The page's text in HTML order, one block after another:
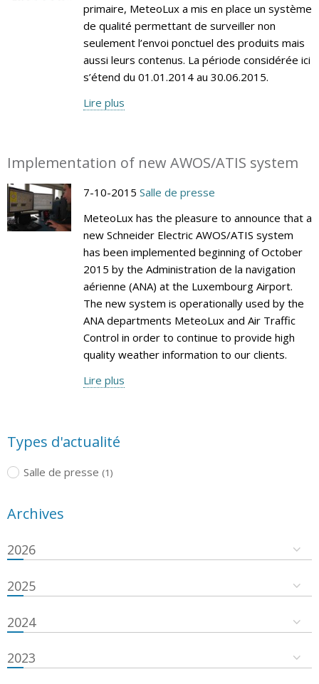
primaire, MeteoLux a mis en place un système
de qualité permettant de surveiller non
seulement l’envoi ponctuel des produits mais
aussi leurs contenus. La période considérée ici
s’étend du 01.01.2014 au 30.06.2015.
Lire plus
Implementation of new AWOS/ATIS system
7-10-2015 Salle de presse
MeteoLux has the pleasure to announce that a
new Schneider Electric AWOS/ATIS system
has been implemented beginning of October
2015 by the Administration de la navigation
aérienne (ANA) at the Luxembourg Airport.
The new system is operationally used by the
ANA departments MeteoLux and Air Traffic
Control in order to continue to provide high
quality weather information to our clients.
Lire plus
Types d'actualité
Salle de presse (1)
Archives
2026
2025
2024
2023